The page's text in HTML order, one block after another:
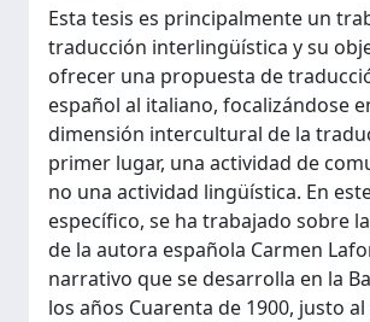
Esta tesis es principalmente un
traducción interlingüística y su
ofrecer una propuesta de
español al italiano, focalizándose
dimensión intercultural de la
primer lugar, una actividad de
no una actividad lingüística. En
específico, se ha trabajado sobre
de la autora española Carmen
narrativo que se desarrolla en la
los años Cuarenta de 1900, justo